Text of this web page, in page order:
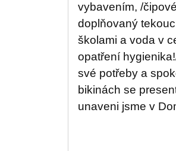
vybavením, /
doplňovaný
školami a voda v
opatření
své potřeby a
bikinách se
unaveni jsme v